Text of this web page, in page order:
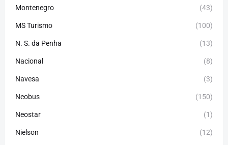
Montenegro (43)
MS Turismo (100)
N. S. da Penha (13)
Nacional (8)
Navesa (3)
Neobus (150)
Neostar (1)
Nielson (12)